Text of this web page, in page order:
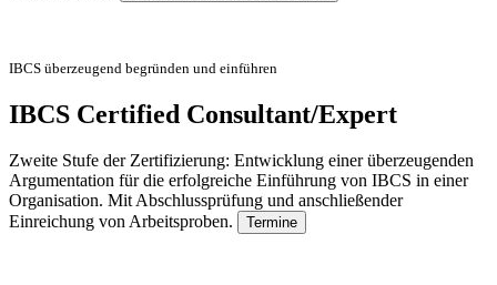
IBCS überzeugend begründen und einführen
IBCS Certified Consultant/Expert
Zweite Stufe der Zertifizierung: Entwicklung einer überzeugenden
Argumentation für die erfolgreiche Einführung von IBCS in einer
Organisation. Mit Abschlussprüfung und anschließender
Einreichung von Arbeitsproben.
Termine